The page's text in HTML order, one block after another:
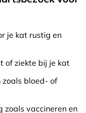
je kat rustig en
of ziekte bij je kat
zoals bloed- of
zoals vaccineren en